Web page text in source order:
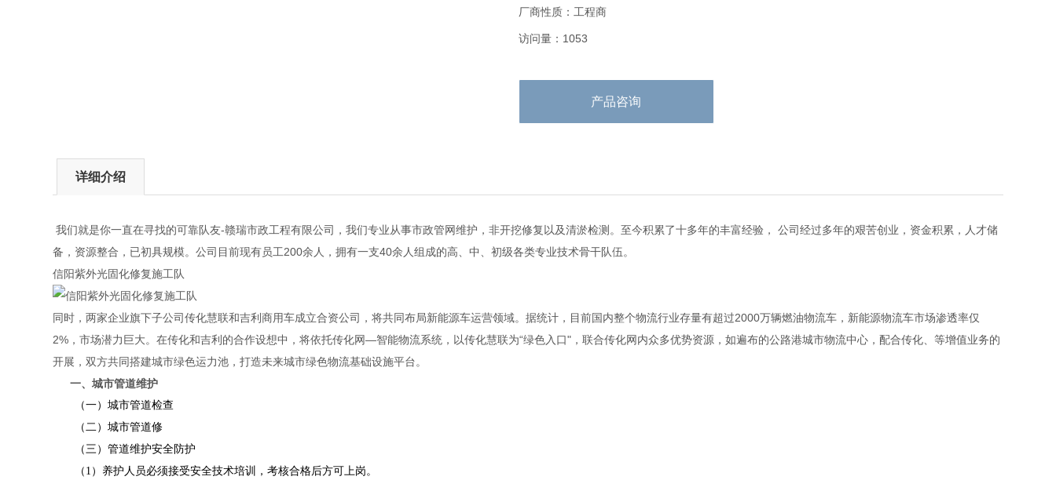
厂商性质：工程商
访问量：1053
产品咨询
详细介绍
我们就是你一直在寻找的可靠队友-赣瑞市政工程有限公司，我们专业从事市政管网维护，非开挖修复以及清淤检测。至今积累了十多年的丰富经验， 公司经过多年的艰苦创业，资金积累，人才储
备，资源整合，已初具规模。公司目前现有员工200余人，拥有一支40余人组成的高、中、初级各类专业技术骨干队伍。
信阳紫外光固化修复施工队
同时，两家企业旗下子公司传化慧联和吉利商用车成立合资公司，将共同布局新能源车运营领域。据统计，目前国内整个物流行业存量有超过2000万辆燃油物流车，新能源物流车市场渗透率仅
2%，市场潜力巨大。在传化和吉利的合作设想中，将依托传化网—智能物流系统，以传化慧联为“绿色入口"，联合传化网内众多优势资源，如遍布的公路港城市物流中心，配合传化、等增值业务的
开展，双方共同搭建城市绿色运力池，打造未来城市绿色物流基础设施平台。
一、城市管道维护
（一）城市管道检查
（二）城市管道修
（三）管道维护安全防护
（1）养护人员必须接受安全技术培训，考核合格后方可上岗。